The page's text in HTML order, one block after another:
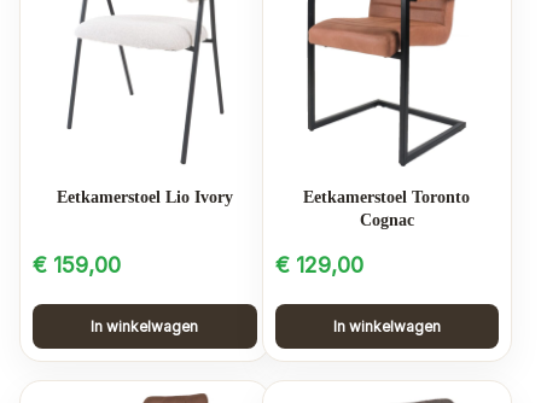
Eetkamerstoel Lio Ivory
€ 159,00
In winkelwagen
Eetkamerstoel Toronto
Cognac
€129,00
In winkelwagen